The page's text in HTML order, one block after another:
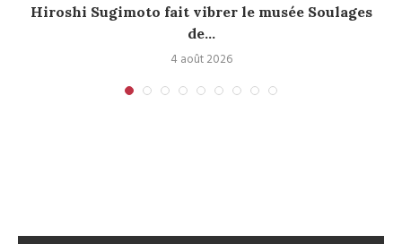
Hiroshi Sugimoto fait vibrer le musée Soulages
de...
4 août 2026